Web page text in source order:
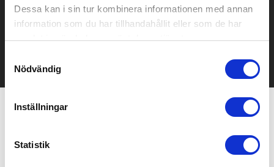
Dessa kan i sin tur kombinera informationen med annan
information som du har tillhandahållit eller som de har
samlat in när du har använt deras tjänster.
Nödvändig
Inställningar
Statistik
Kontakta oss här för att få förslag på produkt och pris över
mailen.